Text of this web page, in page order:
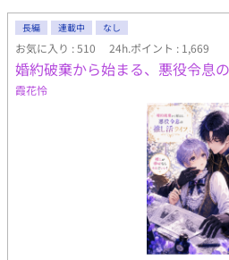
団長アゼル・グレイヴ。 無口。 無表
彼は、毎朝誰より早く店に来て、ノ
く。 「今日も来たんですか？」 「来
たよね」 「明日も来る」 ノアは思っ
好きなんだな、と。 しかしアゼルが
なかった。 ノアが疲れていれば黙っ
せには無表情で圧をかけ、元婚約者
柄へ手を置く。 「この店に手を出す
だと思い込む悪役令息と、店主ごと
婚約破棄から始まる、飯テロ異世界
長編 連載中 なし
お気に入り : 510 24h.ポイント : 1,669
婚約破棄から始まる、悪役令息
霞花怜